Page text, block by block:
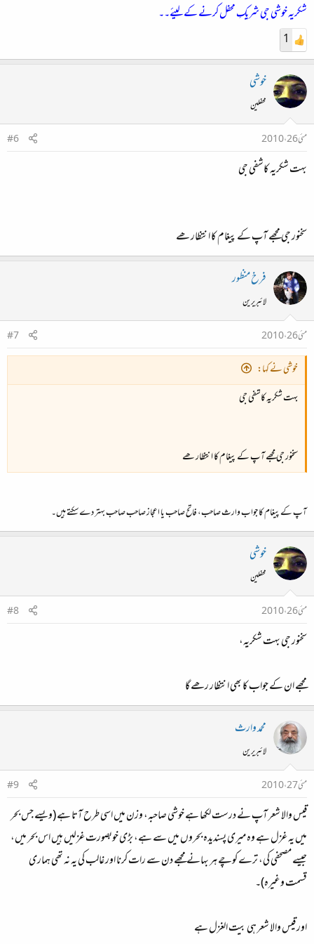
شکریہ خوشی جی شریکِ محفل کرنے کے لیئے۔۔
1
خوشی
محفلین
مئی 26، 2010
#6
بہت شکریہ کاشفی جی
سخنور جی مجھے آپ کے پیغام کا انتظار ھے
فرخ منظور
لائبریرین
مئی 26، 2010
#7
خوشی نے کہا:
بہت شکریہ کاشفی جی
سخنور جی مجھے آپ کے پیغام کا انتظار ھے
آپ کے پیغام کا جواب وارث صاحب، فاتح صاحب یا اعجاز صاحب صاحب بہتر دے سکتے ہیں۔
خوشی
محفلین
مئی 26، 2010
#8
سخنور جی بہت شکریہ،
مجھے ان کے جواب کا بھی انتظار رھے گا
محمد وارث
لائبریرین
مئی 27، 2010
#9
قیس والا شعر آپ نے درست لکھا ہے خوشی صاحبہ، وزن میں اسی طرح آتا ہے (ویسے جس بحر
میں یہ غزل ہے وہ میری پسندیدہ بحروں میں سے ہے، بڑی خوبصورت غزلیں ہیں اس بحر میں،
جیسے مصحفی کی، ترے کوچے ہر بہانے مجھے دن سے رات کرنا اور غالب کی یہ نہ تھی ہماری
قسمت وغیرہ)۔
اور قیس والا شعر ہی بیت الغزل ہے